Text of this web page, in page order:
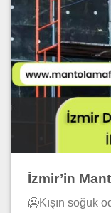
İzmir’in
🥶Kışın soğuk